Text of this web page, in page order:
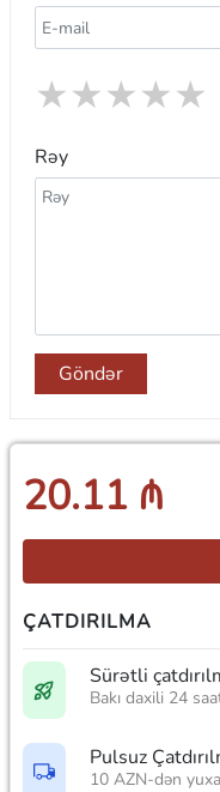
★
★
★
★
★
Rəy
Göndər
20.11 ₼
ÇATDIRILMA
Sürətli
Bakı daxili 24
Pulsuz
10 AZN-dən